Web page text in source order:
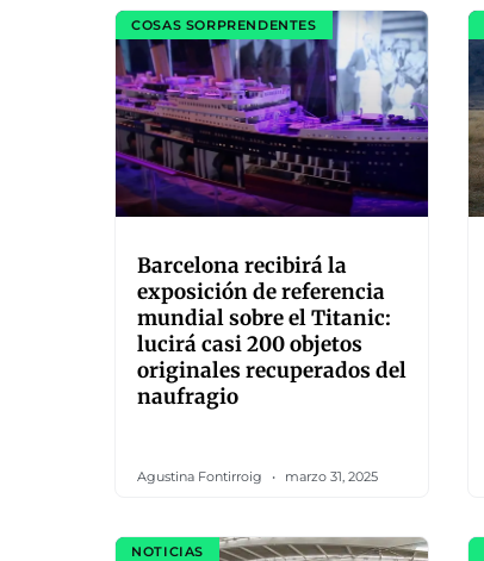
COSAS SORPRENDENTES
Barcelona recibirá la
exposición de referencia
mundial sobre el Titanic:
lucirá casi 200 objetos
originales recuperados del
naufragio
Agustina Fontirroig marzo 31, 2025
NOTICIAS